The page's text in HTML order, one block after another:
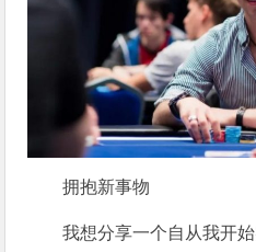
拥抱新事物
我想分享一个自从我开